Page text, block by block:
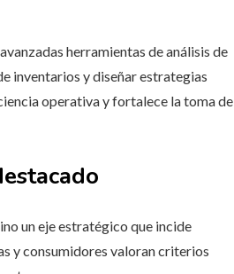
herramientas de análisis de
inventarios y diseñar estrategias
operativa y fortalece la toma de
un eje estratégico que incide
y consumidores valoran criterios